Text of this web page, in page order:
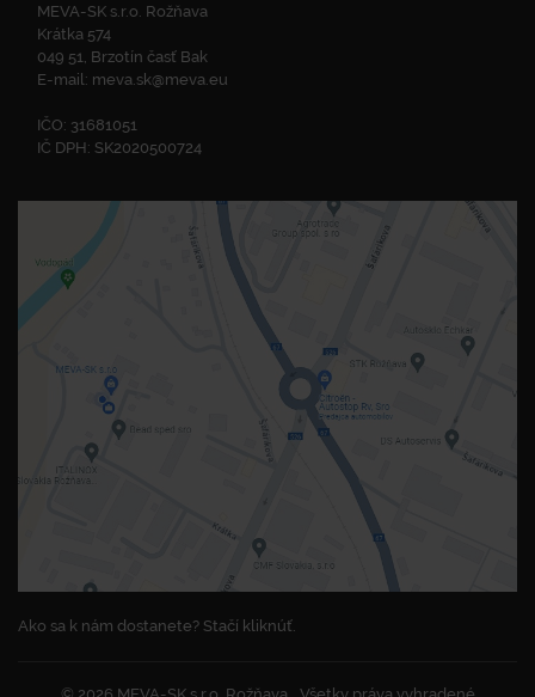
MEVA-SK s.r.o. Rožňava
Krátka 574
049 51, Brzotín časť Bak
E-mail: meva.sk@meva.eu
IČO: 31681051
IČ DPH: SK2020500724
Ako sa k nám dostanete? Stačí kliknúť.